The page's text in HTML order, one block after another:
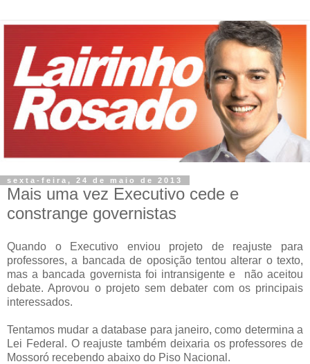
sexta-feira, 24 de maio de 2013
Mais uma vez Executivo cede e
constrange governistas
Quando o Executivo enviou projeto de reajuste para
professores, a bancada de oposição tentou alterar o texto,
mas a bancada governista foi intransigente e não aceitou
debate. Aprovou o projeto sem debater com os principais
interessados.
Tentamos mudar a database para janeiro, como determina a
Lei Federal. O reajuste também deixaria os professores de
Mossoró recebendo abaixo do Piso Nacional.